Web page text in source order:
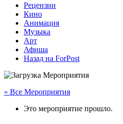
Рецензии
Кино
Анимация
Музыка
Арт
Афиша
Назад на ForPost
« Все Мероприятия
Это мероприятие прошло.